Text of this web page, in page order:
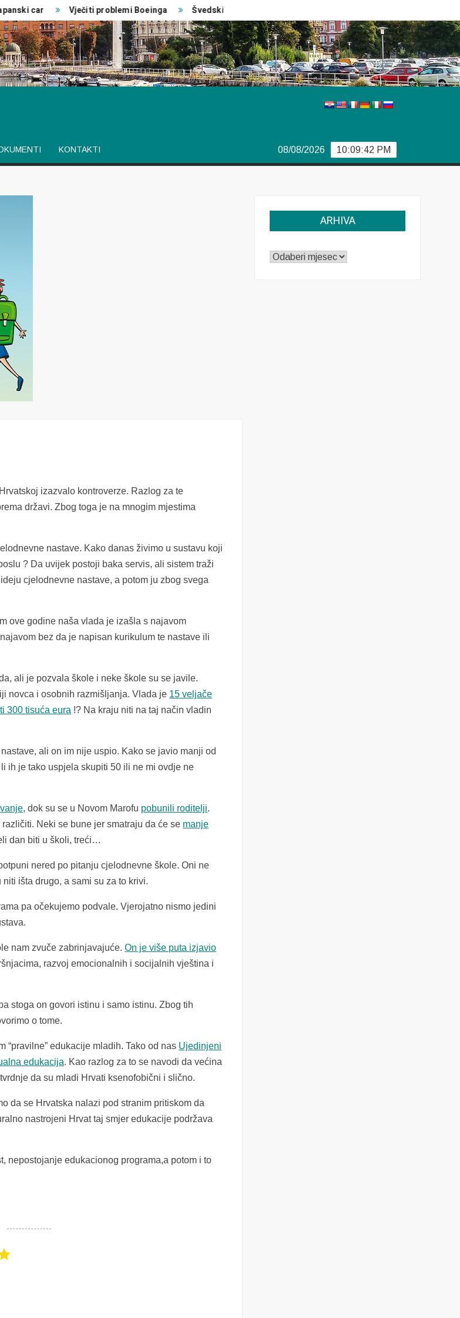
car Vječiti problemi Boeinga Švedski izbori
KONTAKTI 10:09:42 PM
08/08/2026
izazvalo kontroverze. Razlog za te
državi. Zbog toga je na mnogim mjestima
nastave. Kako danas živimo u sustavu koji
? Da uvijek postoji baka servis, ali sistem traži
cjelodnevne nastave, a potom ju zbog svega
ove godine naša vlada je izašla s najavom
bez da je napisan kurikulum te nastave ili
ali je pozvala škole i neke škole su se javile.
novca i osobnih razmišljanja. Vlada je 15 veljače
300 tisuća eura !? Na kraju niti na taj način vladin
ali on im nije uspio. Kako se javio manji od
ih je tako uspjela skupiti 50 ili ne mi ovdje ne
, dok su se u Novom Marofu pobunili roditelji.
Neki se bune jer smatraju da će se manje
dan biti u školi, treći…
nered po pitanju cjelodnevne škole. Oni ne
išta drugo, a sami su za to krivi.
pa očekujemo podvale. Vjerojatno nismo jedini
nam zvuče zabrinjavajuće.On je više puta izjavio
razvoj emocionalnih i socijalnih vještina i
stoga on govori istinu i samo istinu. Zbog tih
o tome.
“pravilne” edukacije mladih. Tako od nas Ujedinjeni
edukacija. Kao razlog za to se navodi da većina
da su mladi Hrvati ksenofobični i slično.
da se Hrvatska nalazi pod stranim pritiskom da
nastrojeni Hrvat taj smjer edukacije podržava
nepostojanje edukacionog programa,a potom i to
ARHIVA
ARHIVA